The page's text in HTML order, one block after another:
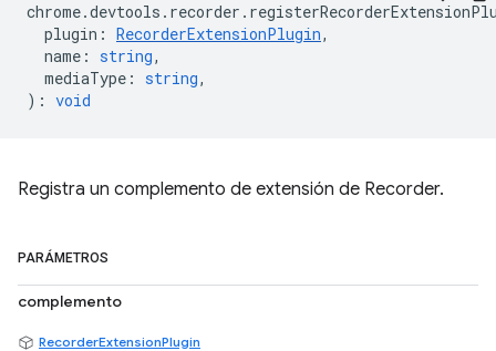
chrome.devtools . recorder .
plugin : RecorderExtensionPlugin,
name : string,
mediaType : string,
) : void
Registra un complemento de extensión de Recorder.
PARÁMETROS
complemento
RecorderExtensionPlugin